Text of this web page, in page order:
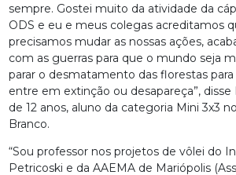
sempre. Gostei muito da atividade da
ODS e eu e meus colegas acreditamos
precisamos mudar as nossas ações,
com as guerras para que o mundo seja
parar o desmatamento das florestas
entre em extinção ou desapareça”, disse
de 12 anos, aluno da categoria Mini 3x3
Branco.
“Sou professor nos projetos de vôlei do
Petricoski e da AAEMA de Mariópolis